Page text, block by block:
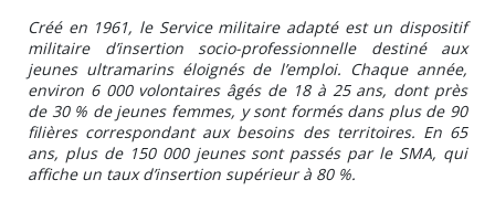
Créé en 1961, le Service militaire adapté est un dispositif
militaire d’insertion socio-professionnelle destiné aux
jeunes ultramarins éloignés de l’emploi. Chaque année,
environ 6 000 volontaires âgés de 18 à 25 ans, dont près
de 30 % de jeunes femmes, y sont formés dans plus de 90
filières correspondant aux besoins des territoires. En 65
ans, plus de 150 000 jeunes sont passés par le SMA, qui
affiche un taux d’insertion supérieur à 80 %.